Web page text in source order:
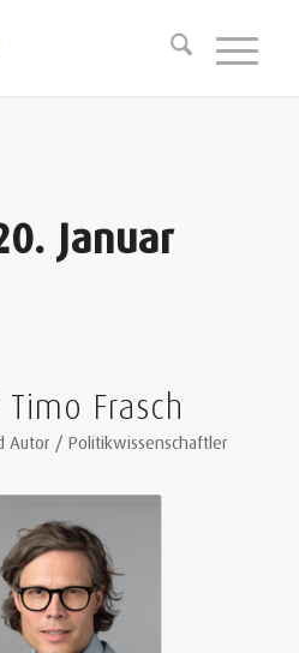
Januar
Frasch
Autor / Politikwissenschaftler